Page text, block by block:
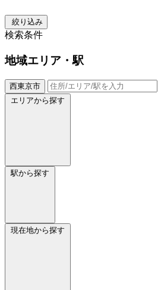
絞り込み
検索条件
地域エリア・駅
西東京市
エリアから探す
駅から探す
現在地から探す